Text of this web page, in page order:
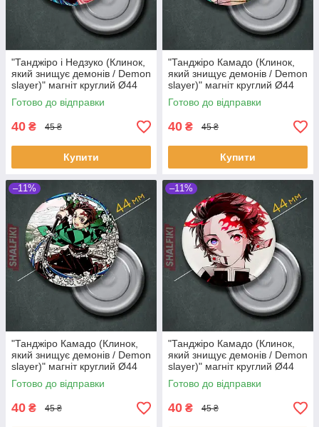
"Танджіро і Недзуко (Клинок,
який знищує демонів / Demon
slayer)" магніт круглий Ø44
мм
Готово до відправки
40 ₴ 45 ₴
Купити
"Танджіро Камадо (Клинок,
який знищує демонів / Demon
slayer)" магніт круглий Ø44
мм
Готово до відправки
40 ₴ 45 ₴
Купити
–11%
"Танджіро Камадо (Клинок,
який знищує демонів / Demon
slayer)" магніт круглий Ø44
мм
Готово до відправки
40 ₴ 45 ₴
–11%
"Танджіро Камадо (Клинок,
який знищує демонів / Demon
slayer)" магніт круглий Ø44
мм
Готово до відправки
40 ₴ 45 ₴